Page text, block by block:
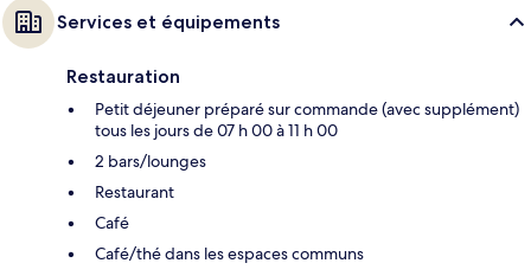
Services et équipements
Restauration
Petit déjeuner préparé sur commande (avec supplément)
tous les jours de 07 h 00 à 11 h 00
2 bars/lounges
Restaurant
Café
Café/thé dans les espaces communs